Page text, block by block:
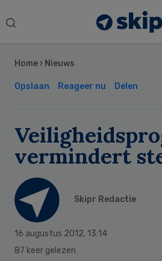
Search
Home › Nieuws
Opslaan Reageer nu Delen
vermindert
Skipr Redactie
16 augustus 2012, 13:14
87 keer gelezen
Sidebar